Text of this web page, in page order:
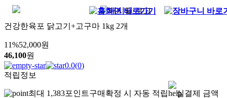
건강한육포 닭고기+고구마 1kg 2개
11%52,000원
46,100원
0.0(0)
적립정보
최대 1,383포인트구매확정 시 자동 적립
실결제 금액